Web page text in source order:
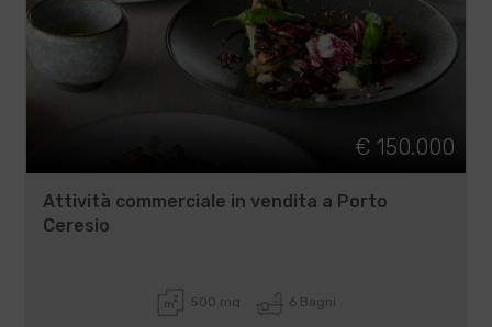
€ 150.000
Attività commerciale in vendita a Porto
Ceresio
500 mq 6 Bagni